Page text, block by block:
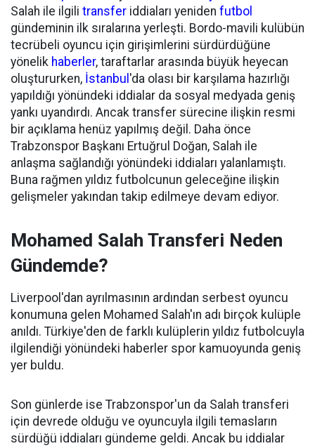
Salah ile ilgili transfer iddiaları yeniden futbol
gündeminin ilk sıralarına yerleşti. Bordo-mavili kulübün
tecrübeli oyuncu için girişimlerini sürdürdüğüne
yönelik haberler, taraftarlar arasında büyük heyecan
oluştururken, İstanbul 'da olası bir karşılama hazırlığı
yapıldığı yönündeki iddialar da sosyal medyada geniş
yankı uyandırdı. Ancak transfer sürecine ilişkin resmi
bir açıklama henüz yapılmış değil. Daha önce
Trabzonspor Başkanı Ertuğrul Doğan, Salah ile
anlaşma sağlandığı yönündeki iddiaları yalanlamıştı.
Buna rağmen yıldız futbolcunun geleceğine ilişkin
gelişmeler yakından takip edilmeye devam ediyor.
Mohamed Salah Transferi Neden
Gündemde?
Liverpool'dan ayrılmasının ardından serbest oyuncu
konumuna gelen Mohamed Salah'ın adı birçok kulüple
anıldı. Türkiye'den de farklı kulüplerin yıldız futbolcuyla
ilgilendiği yönündeki haberler spor kamuoyunda geniş
yer buldu.
Son günlerde ise Trabzonspor'un da Salah transferi
için devrede olduğu ve oyuncuyla ilgili temasların
sürdüğü iddiaları gündeme geldi. Ancak bu iddialar